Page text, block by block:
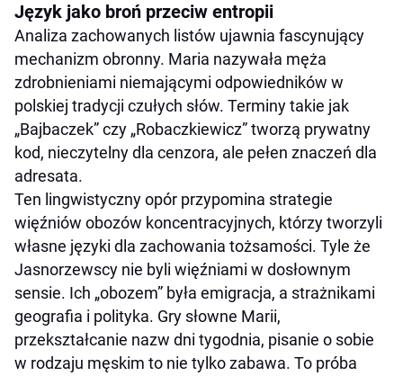
Język jako broń przeciw entropii
Analiza zachowanych listów ujawnia fascynujący
mechanizm obronny. Maria nazywała męża
zdrobnieniami niemającymi odpowiedników w
polskiej tradycji czułych słów. Terminy takie jak
„Bajbaczek” czy „Robaczkiewicz” tworzą prywatny
kod, nieczytelny dla cenzora, ale pełen znaczeń dla
adresata.
Ten lingwistyczny opór przypomina strategie
więźniów obozów koncentracyjnych, którzy tworzyli
własne języki dla zachowania tożsamości. Tyle że
Jasnorzewscy nie byli więźniami w dosłownym
sensie. Ich „obozem” była emigracja, a strażnikami
geografia i polityka. Gry słowne Marii,
przekształcanie nazw dni tygodnia, pisanie o sobie
w rodzaju męskim to nie tylko zabawa. To próba